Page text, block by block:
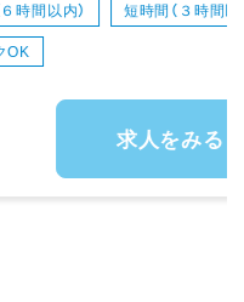
サポート
、睡眠中の安全チェッ
おもちゃの消毒など衛生
い方でも、周りの先輩
ローしますのでご安心く
間以内） 未経験OK